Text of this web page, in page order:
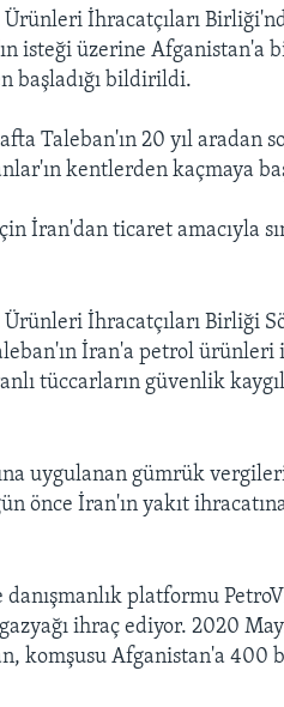
İhracatçıları
isteği üzerine Afganistan'a
başladığı bildirildi.
Taleban'ın 20 yıl aradan
kentlerden kaçmaya
İran'dan ticaret amacıyla
İhracatçıları Birliği
İran'a petrol ürünleri
tüccarların güvenlik
uygulanan gümrük
önce İran'ın yakıt
platformu
ihraç ediyor. 2020
komşusu Afganistan'a 400